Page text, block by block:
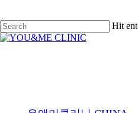
main
content
Hit
Close